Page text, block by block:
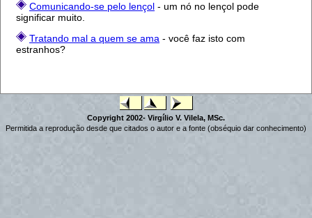
Comunicando-se pelo lençol - um nó no lençol pode
significar muito.
Tratando mal a quem se ama - você faz isto com
estranhos?
Copyright 2002- Virgílio V. Vilela, MSc.
Permitida a reprodução desde que citados o autor e a fonte (obséquio dar conhecimento)